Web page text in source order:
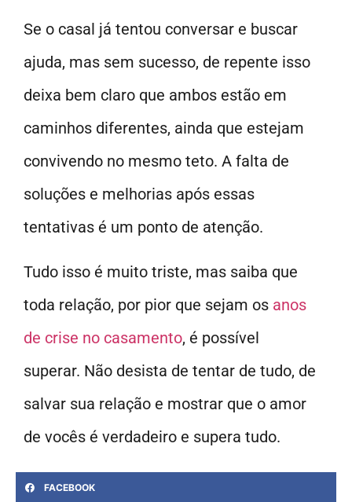
Se o casal já tentou conversar e buscar
ajuda, mas sem sucesso, de repente isso
deixa bem claro que ambos estão em
caminhos diferentes, ainda que estejam
convivendo no mesmo teto. A falta de
soluções e melhorias após essas
tentativas é um ponto de atenção.
Tudo isso é muito triste, mas saiba que
toda relação, por pior que sejam os anos
de crise no casamento, é possível
superar. Não desista de tentar de tudo, de
salvar sua relação e mostrar que o amor
de vocês é verdadeiro e supera tudo.
FACEBOOK